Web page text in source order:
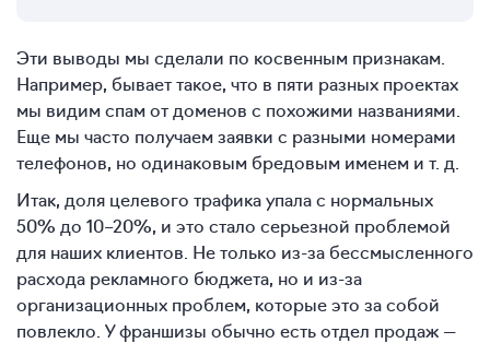
Эти выводы мы сделали по косвенным признакам.
Например, бывает такое, что в пяти разных проектах
мы видим спам от доменов с похожими названиями.
Еще мы часто получаем заявки с разными номерами
телефонов, но одинаковым бредовым именем и т. д.
Итак, доля целевого трафика упала с нормальных
50% до 10–20%, и это стало серьезной проблемой
для наших клиентов. Не только из-за бессмысленного
расхода рекламного бюджета, но и из-за
организационных проблем, которые это за собой
повлекло. У франшизы обычно есть отдел продаж —